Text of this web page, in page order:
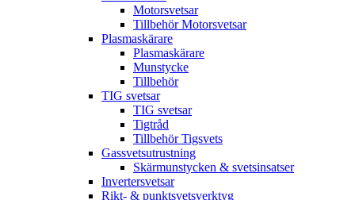
Motorsvetsar
Tillbehör Motorsvetsar
Plasmaskärare
Plasmaskärare
Munstycke
Tillbehör
TIG svetsar
TIG svetsar
Tigtråd
Tillbehör Tigsvets
Gassvetsutrustning
Skärmunstycken & svetsinsatser
Invertersvetsar
Rikt- & punktsvetsverktyg